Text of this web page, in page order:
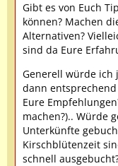
Gibt es von Euch
können? Machen
Alternativen?
sind da Eure
Generell würde ich
dann
Eure
machen?).. Würde
Unterkünfte
Kirschblütenzeit
schnell